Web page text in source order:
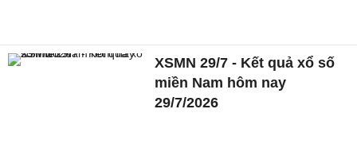
XSMN 29/7 - Kết quả xổ số
miền Nam hôm nay
29/7/2026